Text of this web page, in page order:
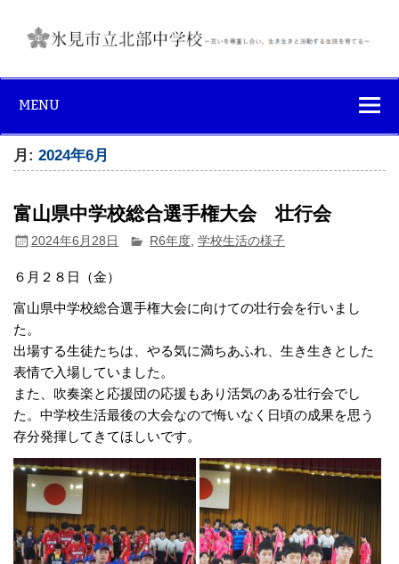
content
学校
MENU
月:2024年6月
富山県中学校総合選手権大会 壮行会
2024年6月28日 R6年度,学校生活の様子
６月２８日（金）
富山県中学校総合選手権大会に向けての壮行会を行いまし
た。
出場する生徒たちは、やる気に満ちあふれ、生き生きとした
表情で入場していました。
また、吹奏楽と応援団の応援もあり活気のある壮行会でし
た。中学校生活最後の大会なので悔いなく日頃の成果を思う
存分発揮してきてほしいです。